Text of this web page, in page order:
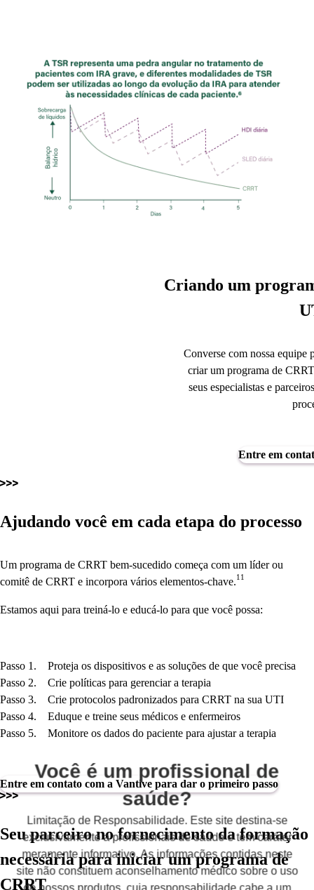
Criando um
Converse com nossa equipe
criar um programa de
seus especialistas e
Entre em
Ajudando você em cada etapa do processo
Um programa de CRRT bem-sucedido começa com um líder ou
comitê de CRRT e incorpora vários elementos-chave.11
Estamos aqui para treiná-lo e educá-lo para que você possa:
Passo 1. Proteja os dispositivos e as soluções de que você precisa
Passo 2. Crie políticas para gerenciar a terapia
Passo 3. Crie protocolos padronizados para CRRT na sua UTI
Passo 4. Eduque e treine seus médicos e enfermeiros
Passo 5. Monitore os dados do paciente para ajustar a terapia
Entre em contato com a Vantive para dar o primeiro passo
Seu parceiro no fornecimento da formação
necessária para iniciar um programa de
CRRT
Você é um profissional de
saúde?
Limitação de Responsabilidade. Este site destina-se
exclusivamente a profissionais de saúde e tem caráter
meramente informativo. As informações contidas neste
site não constituem aconselhamento médico sobre o uso
de nossos produtos, cuja responsabilidade cabe a um